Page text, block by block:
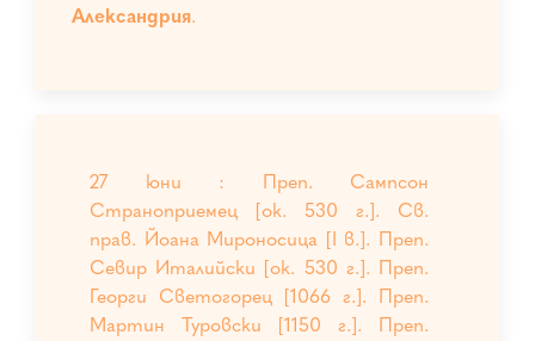
Александрия.
27 юни : Преп. Сампсон
Страноприемец [ок. 530 г.]. Св.
прав. Йоана Мироносица [I в.]. Преп.
Севир Италийски [ок. 530 г.]. Преп.
Георги Светогорец [1066 г.]. Преп.
Мартин Туровски [1150 г.]. Преп.